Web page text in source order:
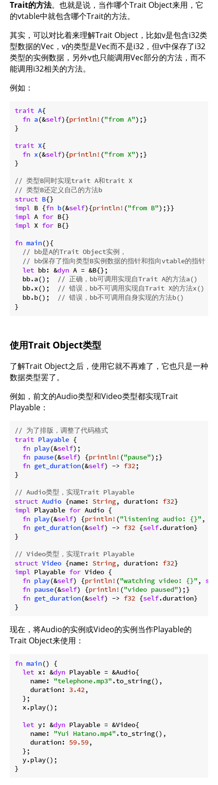
Trait的方法。也就是说，当作哪个Trait Object来用，它
的vtable中就包含哪个Trait的方法。
其实，可以对比着来理解Trait Object，比如v是包含i32类
型数据的Vec，v的类型是Vec而不是i32，但v中保存了i32
类型的实例数据，另外v也只能调用Vec部分的方法，而不
能调用i32相关的方法。
例如：
trait A{
fn a(&self){println! ("from A");}
}
trait X{
fn x(&self){println! ("from X");}
}
// 类型B同时实现trait A和trait X
// 类型B还定义自己的方法b
struct B
impl B {fn b(&self){println! ("from B"
impl A for
impl X for B{}
fn main(){
// bb是A的Trait Object实例，
// bb保存了指向类型B实例数据的指针和指向vtable的指针
let bb: &dyn A = &B{};
  bb.a();
// 正确，bb可调用实现自Trait A的方法a()
  bb.x();
// 错误，bb不可调用实现自Trait X的方法x()
  bb.b();
// 错误，bb不可调用自身实现的方法b()
}
使用Trait Object类型
了解Trait Object之后，使用它就不再难了，它也只是一种
数据类型罢了。
例如，前文的Audio类型和Video类型都实现Trait
Playable：
// 为了排版，调整了代码格式
trait Playable {
fn play(&self);
fn pause(&self) {println! ("pause");}
fn get_duration(&self) -> f32;
}
// Audio类型，实现Trait Playable
struct Audio {name: String, duration: f32
impl Playable for Audio {
fn play(&self) {println! ("listening audio: {}" ,
fn get_duration(&self) -> f32 {self.duration}
}
// Video类型，实现Trait Playable
struct Video {name: String, duration: f32
impl Playable for Video {
fn play(&self) {println! ("watching video: {}" ,
fn pause(&self) {println! ("video paused");}
fn get_duration(&self) -> f32 {self.duration}
现在，将Audio的实例或Video的实例当作Playable的
Trait Object来使用：
fn main() {
let x: &dyn Playable = &Audio{
    name:
"telephone.mp3" .to_string(),
    duration:
3.42,
  };
  x.play();
let y: &dyn Playable = &Video{
    name:
"Yui Hatano.mp4" .to_string(),
    duration:
59.59,
  };
  y.play();
}